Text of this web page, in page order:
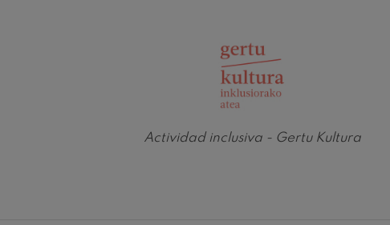
Actividad inclusiva - Gertu Kultura
Wolfgang Amadeus Mozart: Concierto para